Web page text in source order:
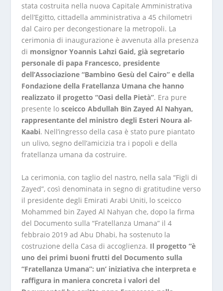
stata costruita nella nuova Capitale Amministrativa
dell’Egitto, cittadella amministrativa a 45 chilometri
dal Cairo per decongestionare la metropoli. La
cerimonia di inaugurazione è avvenuta alla presenza
di monsignor Yoannis Lahzi Gaid, già segretario
personale di papa Francesco, presidente
dell’Associazione “Bambino Gesù del Cairo” e della
Fondazione della Fratellanza Umana che hanno
realizzato il progetto “Oasi della Pietà”. Era pure
presente losceicco Abdullah Bin Zayed Al Nahyan,
rappresentante del ministro degli Esteri Noura al-
Kaabi. Nell’ingresso della casa è stato pure piantato
un ulivo, segno dell’amicizia tra i popoli e della
fratellanza umana da costruire.
La cerimonia, con taglio del nastro, nella sala “Figli di
Zayed”, così denominata in segno di gratitudine verso
il presidente degli Emirati Arabi Uniti, lo sceicco
Mohammed bin Zayed Al Nahyan che, dopo la firma
del Documento sulla “Fratellanza Umana” il 4
febbraio 2019 ad Abu Dhabi, ha sostenuto la
costruzione della Casa di accoglienza. Il progetto “è
uno dei primi buoni frutti del Documento sulla
“Fratellanza Umana”: un’ iniziativa che interpreta e
raffigura in maniera concreta i valori del